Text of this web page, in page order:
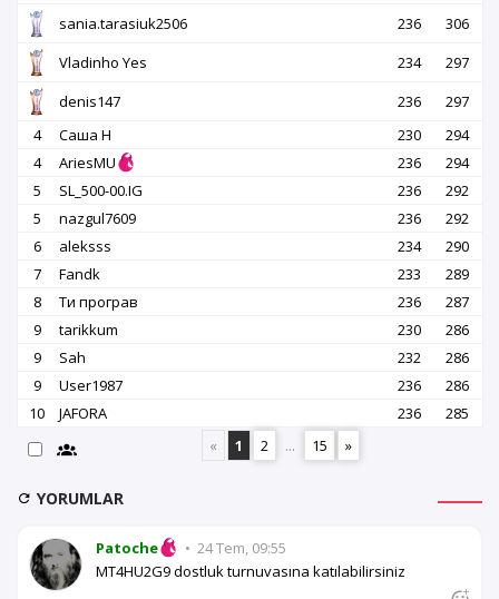
sania.tarasiuk2506 236
306
Vladinho Yes
234
297
denis147
236
297
4
Саша Н 230
294
4
AriesMU 236
294
5
SL_500-00.IG 236
292
5
nazgul7609 236
292
6
aleksss 234
290
7
Fandk 233
289
8
Ти програв 236
287
9
tarikkum 230
286
9
Sah 232
286
9
User1987 236
286
10
JAFORA 236
285
«
1 2 ... 15 »
YORUMLAR
Patoche • 24 Tem, 09:55
MT4HU2G9 dostluk turnuvasına katılabilirsiniz